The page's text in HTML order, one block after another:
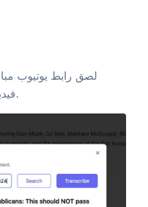
لصق رابط يوتيوب
فيديوهات يوتيوب داخل المنصة.